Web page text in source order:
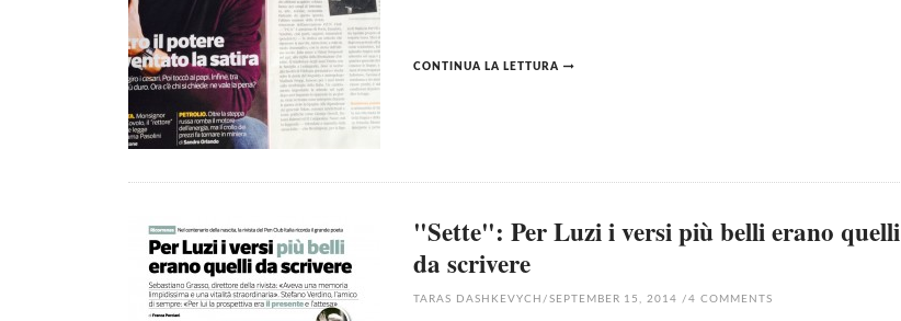
CONTINUA LA LETTURA
"Sette": Per Luzi i versi più belli erano quelli
da scrivere
TARAS DASHKEVYCH / SEPTEMBER 15, 2014 /4 COMMENTS